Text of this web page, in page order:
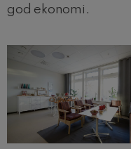
god ekonomi.